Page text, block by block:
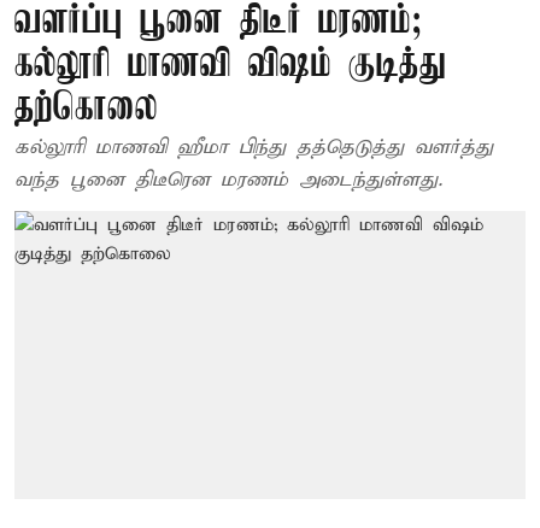
வளர்ப்பு பூனை திடீர் மரணம்;
கல்லூரி மாணவி விஷம் குடித்து
தற்கொலை
கல்லூரி மாணவி ஹீமா பிந்து தத்தெடுத்து வளர்த்து
வந்த பூனை திடீரென மரணம் அடைந்துள்ளது.